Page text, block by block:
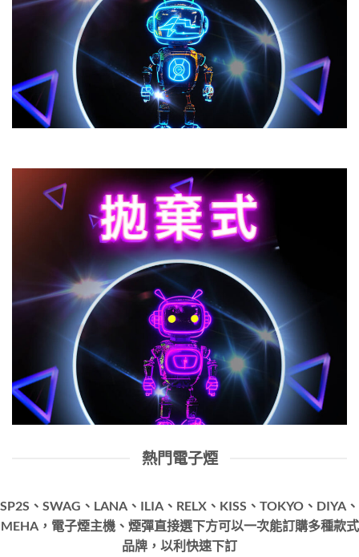
熱門電子煙
SP2S、SWAG、LANA、ILIA、RELX、KISS、TOKYO、DIYA、
MEHA，電子煙主機、煙彈直接選下方可以一次能訂購多種款式
品牌，以利快速下訂